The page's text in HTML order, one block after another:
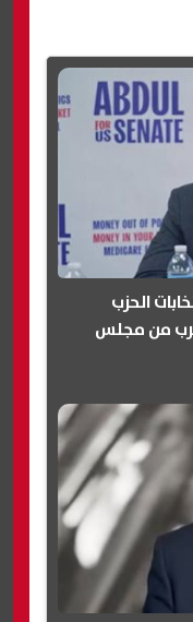
الحزب
من مجلس